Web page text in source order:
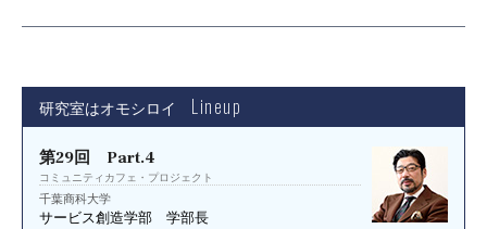
研究室はオモシロイ Lineup
第29回 Part.4
コミュニティカフェ・プロジェクト
千葉商科大学
サービス創造学部 学部長